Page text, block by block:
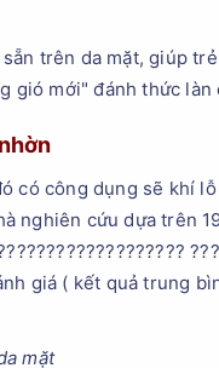
trên da mặt, giúp
gió mới" đánh thức làn
có công dụng sẽ khí
nghiên cứu dựa trên
giá ( kết quả trung
mặt